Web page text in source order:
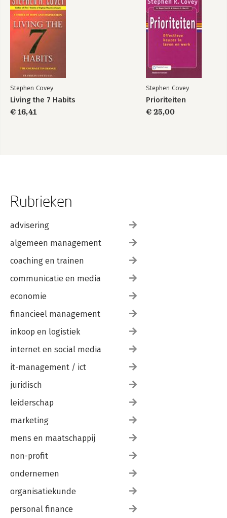
Stephen Covey
Living the 7 Habits
€ 16,41
Stephen Covey
Prioriteiten
€ 25,00
Rubrieken
advisering
algemeen management
coaching en trainen
communicatie en media
economie
financieel management
inkoop en logistiek
internet en social media
it-management / ict
juridisch
leiderschap
marketing
mens en maatschappij
non-profit
ondernemen
organisatiekunde
personal finance